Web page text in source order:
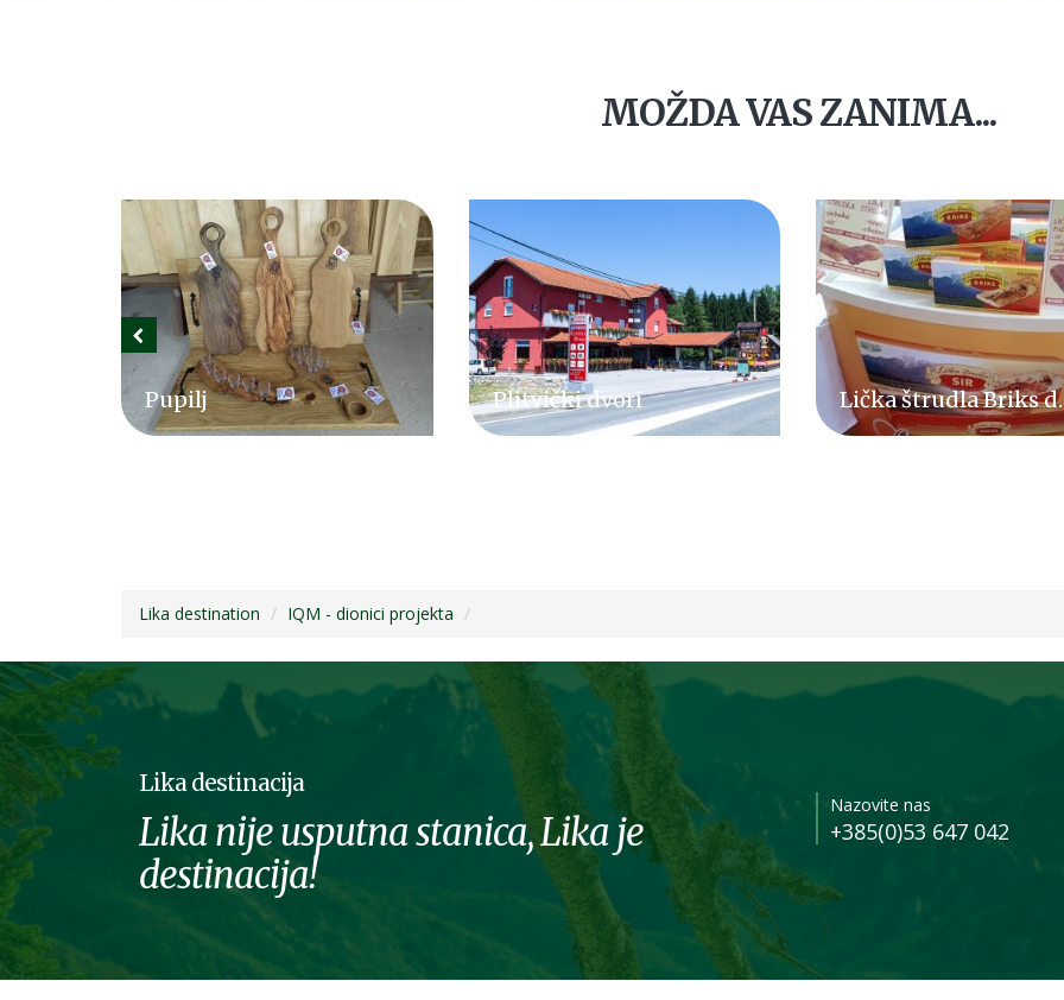
MOŽDA VAS ZANIMA...
Plitvički dvori Lička štrudla Briks d.o.o. Seosko domaćinstvo
Lika destination IQM - dionici projekta
Lika destinacija
Lika nije usputna stanica, Lika je
destinacija!
Nazovite nas
+385(0)53 647 042